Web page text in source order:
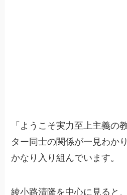
「ようこそ実力至上主義の
ター同士の関係が一見わか
かなり入り組んでいます。
綾小路清隆を中心に見ると